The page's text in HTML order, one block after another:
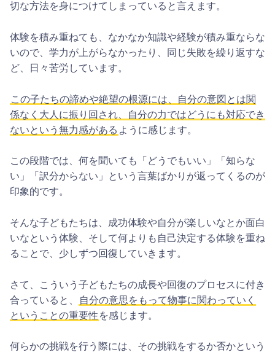
切な方法を身につけてしまっていると言えます。
体験を積み重ねても、なかなか知識や経験が積み重ならな
いので、学力が上がらなかったり、同じ失敗を繰り返すな
ど、日々苦労しています。
この子たちの諦めや絶望の根源には、自分の意図とは関
係なく大人に振り回され、自分の力ではどうにも対応でき
ないという無力感がある ように感じます。
この段階では、何を聞いても「どうでもいい」「知らな
い」「訳分からない」という言葉ばかりが返ってくるのが
印象的です。
そんな子どもたちは、成功体験や自分が楽しいなとか面白
いなという体験、そして何よりも自己決定する体験を重ね
ることで、少しずつ回復していきます。
さて、こういう子どもたちの成長や回復のプロセスに付き
合っていると、
自分の意思をもって物事に関わっていく
ということの重要性 を感じます。
何らかの挑戦を行う際には、その挑戦をするか否かという